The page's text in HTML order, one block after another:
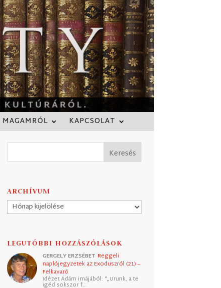
MAGAMRÓL KAPCSOLAT
ARCHÍVUM
Archívum
LEGUTÓBBI HOZZÁSZÓLÁSOK
GERGELY ERZSÉBET Reggeli
naplójegyzetek az Exoduszról (21) –
Felkavaró
Idézet Ádám imájából: "„Urunk, a te
igéd sokszor f…